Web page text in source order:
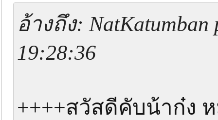
อ้างถึง: NatKatumban
19:28:36
++++สวัสดีคับน้าก๋ง